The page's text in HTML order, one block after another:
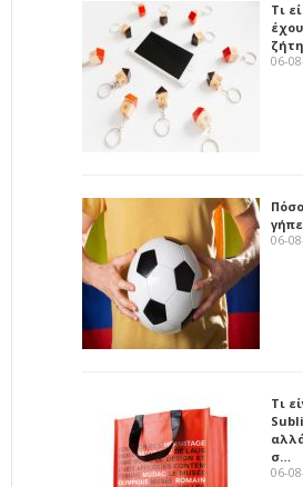
Τι
06-
06-
Τι
σ…
06-